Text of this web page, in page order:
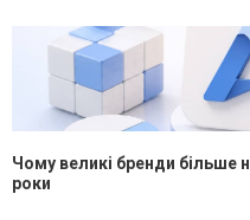
Чому великі бренди більше
роки